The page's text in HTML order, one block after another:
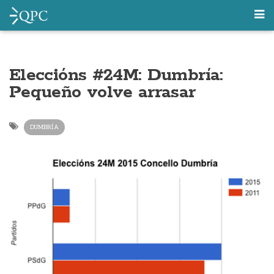
Eleccións #24M: Dumbría:
Pequeño volve arrasar
DUMBRÍA